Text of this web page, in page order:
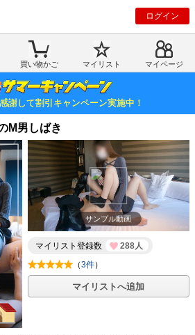
ログイン
買い物かご マイリスト マイページ
謝して割引キャンペーン実施中！
M男しばき
サンプル動画
マイリスト登録数
288人
（3件）
マイリストへ追加